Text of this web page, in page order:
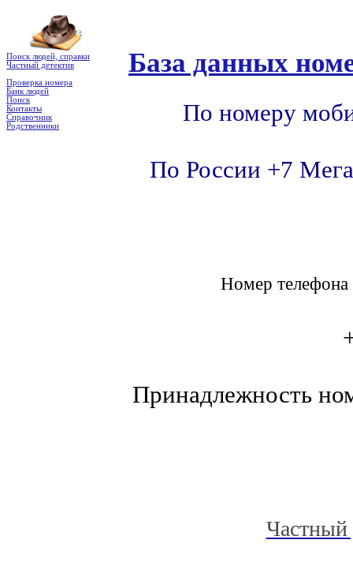
Поиск людей, справки
Частный детектив
Проверка номера
Банк людей
Поиск
Контакты
Справочник
Родственники
База данных
По номеру
По России +7
Номер
Принадлежность
Частный